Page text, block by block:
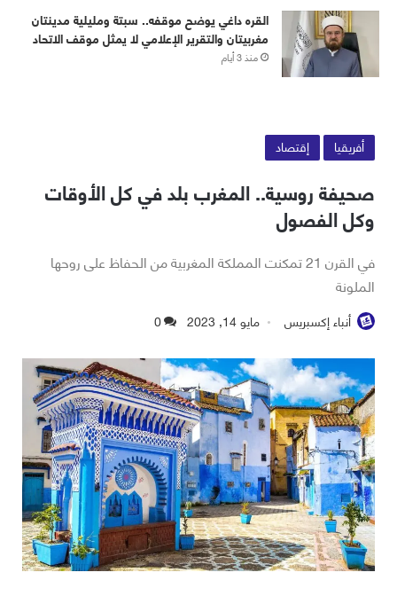
القره داغي يوضح موقفه.. سبتة ومليلية مدينتان
مغربيتان والتقرير الإعلامي لا يمثل موقف الاتحاد
منذ 3 أيام